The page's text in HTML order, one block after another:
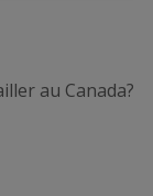
au Canada?